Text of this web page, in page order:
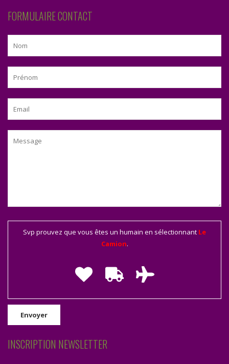
FORMULAIRE CONTACT
Svp prouvez que vous êtes un humain en sélectionnant Le
Camion.
INSCRIPTION NEWSLETTER